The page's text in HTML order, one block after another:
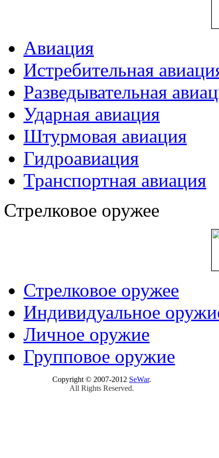
Авиация
Истребительная
Разведывательная
Ударная авиация
Штурмовая авиация
Гидроавиация
Транспортная авиация
Стрелковое оружее
Стрелковое оружее
Индивидуальное
Личное оружие
Групповое оружие
Copyright © 2007-2012 SeWar.
All Rights Reserved.